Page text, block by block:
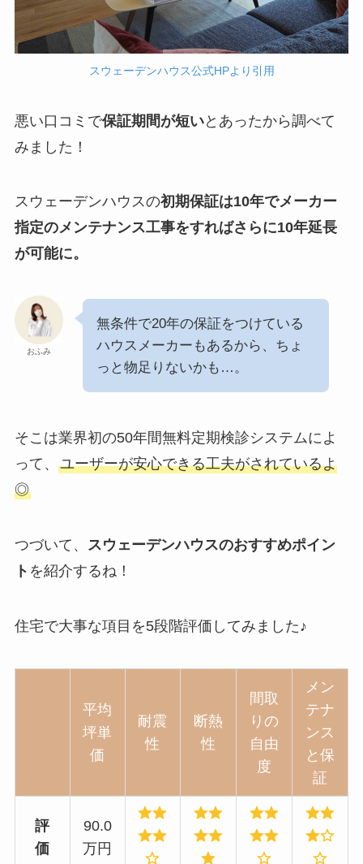
スウェーデンハウス公式HPより引用
悪い口コミで保証期間が短いとあったから調べて
みました！
スウェーデンハウスの初期保証は10年でメーカー
指定のメンテナンス工事をすればさらに10年延長
が可能に。
おふみ
無条件で20年の保証をつけている
ハウスメーカーもあるから、ちょ
っと物足りないかも…。
そこは業界初の50年間無料定期検診システムによ
って、 ユーザーが安心できる工夫がされているよ
◎
つづいて、
スウェーデンハウスのおすすめポイン
ト を紹介するね！
住宅で大事な項目を5段階評価してみました♪
平均
坪単
価
耐震
性
断熱
性
間取
りの
自由
度
メン
テナ
ンス
と保
証
評
価
90.0
万円